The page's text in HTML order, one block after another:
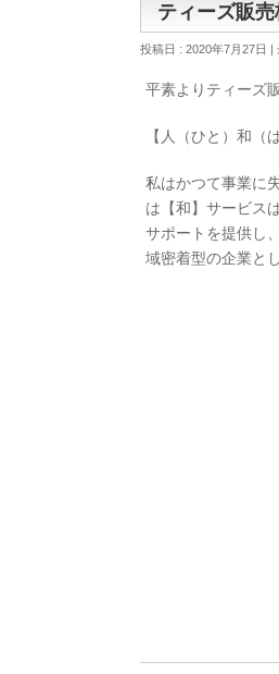
ティーズ販
投稿日 : 2020年7月27日
平素よりティーズ
【人（ひと）和（
私はかつて事業に
は【和】サービス
サポートを提供し
域密着型の企業と